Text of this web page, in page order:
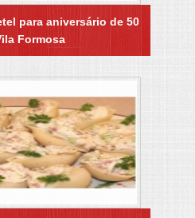
para aniversário de 50
Formosa